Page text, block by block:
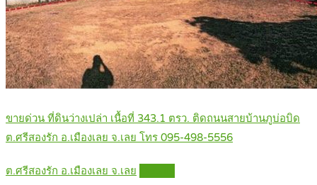
ขายด่วน ที่ดินว่างเปล่า เนื้อที่ 343.1 ตรว. ติดถนนสายบ้านภูบ่อบิด
ต.ศรีสองรัก อ.เมืองเลย จ.เลย โทร 095-498-5556
ต.ศรีสองรัก อ.เมืองเลย จ.เลย